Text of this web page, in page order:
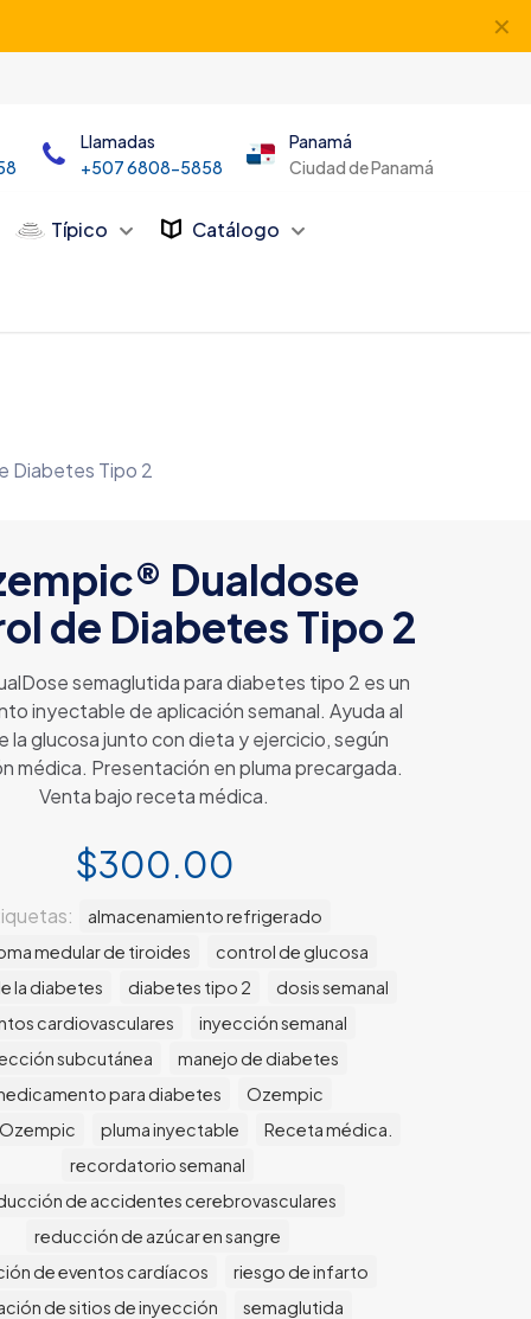
✕
Llamadas
+507 6808-5858
Panamá
Ciudad de Panamá
Típico Catálogo
Diabetes Tipo 2
Dualdose
de Diabetes Tipo 2
semaglutida para diabetes tipo 2 es un
inyectable de aplicación semanal. Ayuda al
la glucosa junto con dieta y ejercicio, según
médica. Presentación en pluma precargada.
Venta bajo receta médica.
$300.00
almacenamiento refrigerado
medular de tiroides
control de glucosa
la diabetes
diabetes tipo 2
dosis semanal
cardiovasculares
inyección semanal
subcutánea
manejo de diabetes
para diabetes
Ozempic
pluma inyectable
Receta médica.
recordatorio semanal
de accidentes cerebrovasculares
reducción de azúcar en sangre
de eventos cardíacos
riesgo de infarto
de sitios de inyección
semaglutida